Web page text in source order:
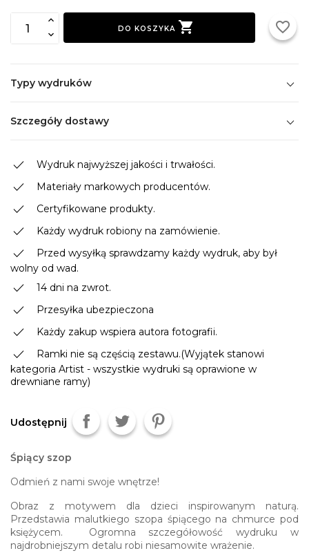
DO KOSZYKA  favorite_border
Typy wydruków
Szczegóły dostawy
done Wydruk najwyższej jakości i trwałości.
done Materiały markowych producentów.
done Certyfikowane produkty.
done Każdy wydruk robiony na zamówienie.
done
Przed wysyłką sprawdzamy każdy wydruk, aby był
wolny od wad.
done 14 dni na zwrot.
done Przesyłka ubezpieczona
done Każdy zakup wspiera autora fotografii.
done
Ramki nie są częścią zestawu.(Wyjątek stanowi
kategoria Artist - wszystkie wydruki są oprawione w
drewniane ramy)
Udostępnij
Śpiący szop
Odmień z nami swoje wnętrze!
Obraz z motywem dla dzieci inspirowanym naturą.
Przedstawia malutkiego szopa śpiącego na chmurce pod
księżycem. Ogromna szczegółowość wydruku w
najdrobniejszym detalu robi niesamowite wrażenie.